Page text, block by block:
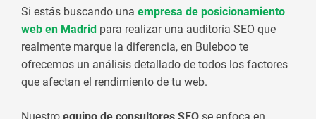
Si estás buscando una empresa de posicionamiento
web en Madrid para realizar una auditoría SEO que
realmente marque la diferencia, en Buleboo te
ofrecemos un análisis detallado de todos los factores
que afectan el rendimiento de tu web.